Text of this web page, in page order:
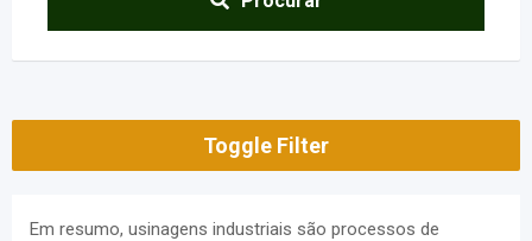
Toggle Filter
Em resumo, usinagens industriais são processos de